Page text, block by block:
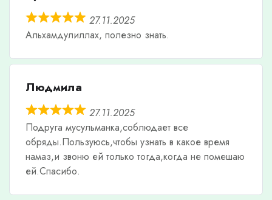
27.11.2025
Альхамдулиллах, полезно знать.
Людмила
27.11.2025
Подруга мусульманка,соблюдает все
обряды.Пользуюсь,чтобы узнать в какое время
намаз,и звоню ей только тогда,когда не помешаю
ей.Спасибо.